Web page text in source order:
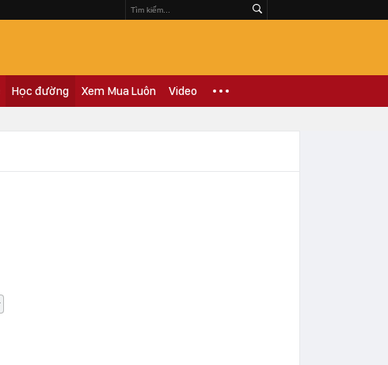
Học đường Xem Mua Luôn Video